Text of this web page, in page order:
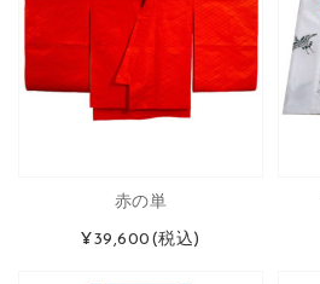
赤の単
¥39,600 (税込)